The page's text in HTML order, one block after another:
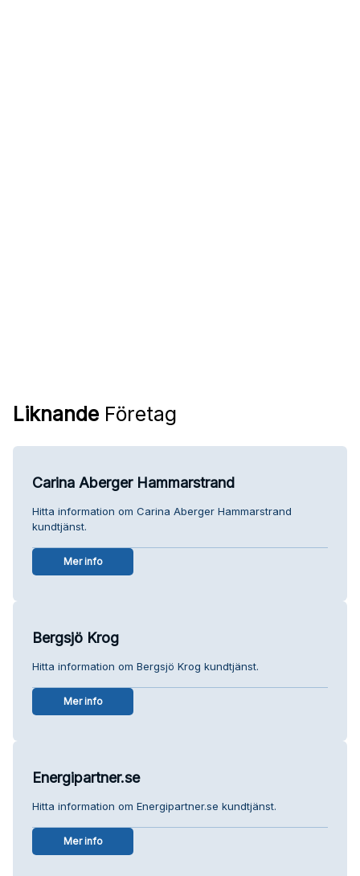
Liknande Företag
Carina Aberger Hammarstrand
Hitta information om Carina Aberger Hammarstrand
kundtjänst.
Mer info
Bergsjö Krog
Hitta information om Bergsjö Krog kundtjänst.
Mer info
Energipartner.se
Hitta information om Energipartner.se kundtjänst.
Mer info